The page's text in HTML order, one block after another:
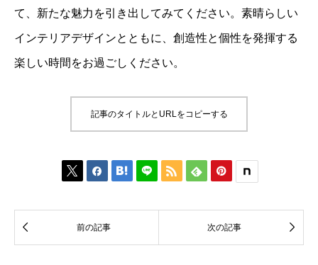
て、新たな魅力を引き出してみてください。素晴らしい
インテリアデザインとともに、創造性と個性を発揮する
楽しい時間をお過ごしください。
記事のタイトルとURLをコピーする
     
 前の記事 次の記事 